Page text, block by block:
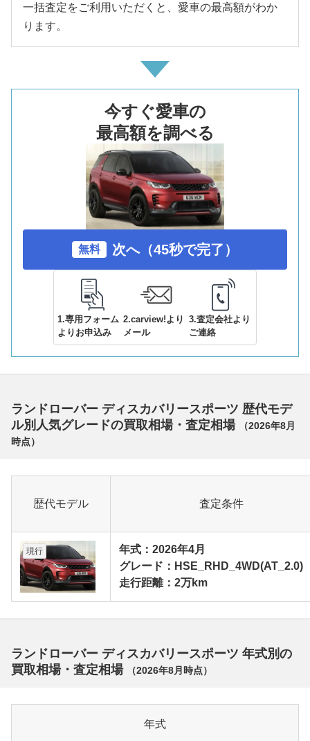
一括査定をご利用いただくと、愛車の最高額がわか
ります。
今すぐ愛車の
最高額を調べる
無料 次へ（45秒で完了）
1.専用フォーム
よりお申込み
2.carview!より
メール
3.査定会社より
ご連絡
ランドローバー ディスカバリースポーツ 歴代モデ
ル別人気グレードの買取相場・査定相場
（2026年8月
時点）
歴代モデル 査定条件
現行
年式：2026年4月
グレード：HSE_RHD_4WD(AT_2.0)
走行距離：2万km
ランドローバー ディスカバリースポーツ 年式別の
買取相場・査定相場
（2026年8月 時点）
年式